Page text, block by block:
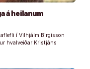
á heilanum
í Vilhjálm Birgisson
hvalveiðar Kristjáns